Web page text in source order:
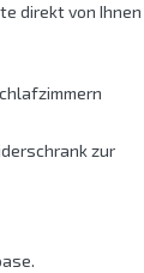
direkt von Ihnen
zur